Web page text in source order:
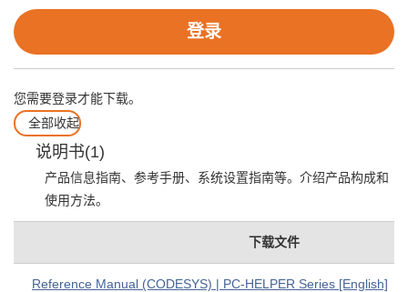
登录
您需要登录才能下载。
全部收起
说明书(1)
产品信息指南、参考手册、系统设置指南等。介绍产品构成和
使用方法。
下载文件
Reference Manual (CODESYS) | PC-HELPER Series [English]